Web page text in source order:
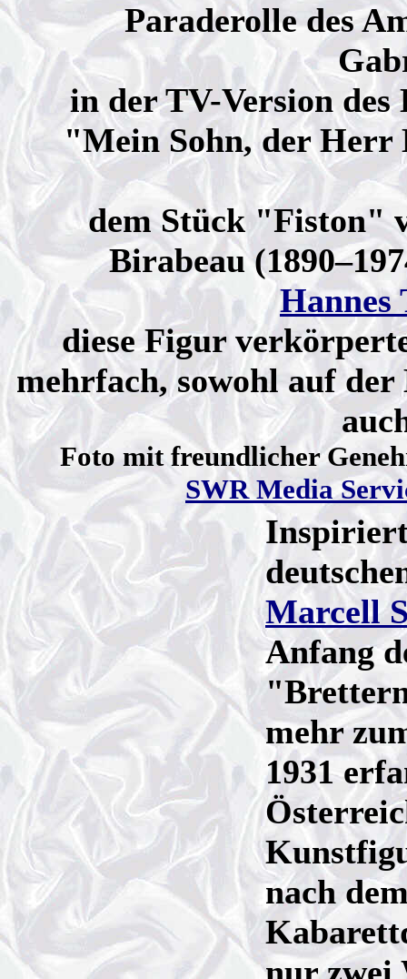
Paraderolle des
in der TV-Version des
"Mein Sohn, der
dem Stück "Fiston"
Birabeau
Hannes
diese Figur
mehrfach, sowohl auf der
Foto mit freundlicher
SWR Media
Marcell
Anfang
mehr
1931
nach